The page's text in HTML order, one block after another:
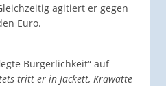
agitiert er gegen
Euro.
Bürgerlichkeit“ auf
tritt er in Jackett, Krawatte